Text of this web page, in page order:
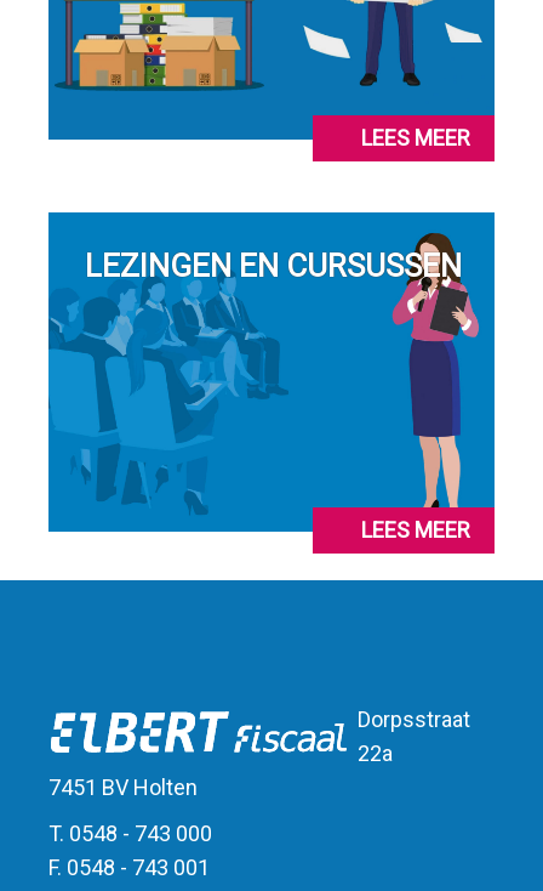
LEES MEER
LEZINGEN EN CURSUSSEN
LEES MEER
Dorpsstraat
22a
7451 BV Holten
T. 0548 - 743 000
F. 0548 - 743 001